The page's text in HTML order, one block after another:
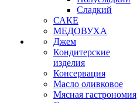
Сладкий
САКЕ
МЕДОВУХА
Джем
Кондитерские
изделия
Консервация
Масло оливковое
Мясная гастрономия